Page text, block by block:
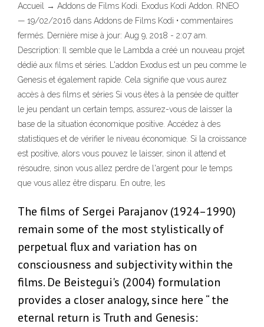
Accueil → Addons de Films Kodi. Exodus Kodi Addon. RNEO
— 19/02/2016 dans Addons de Films Kodi • commentaires
fermés. Dernière mise à jour: Aug 9, 2018 - 2:07 am.
Description: Il semble que le Lambda a créé un nouveau projet
dédié aux films et séries. L'addon Exodus est un peu comme le
Genesis et également rapide. Cela signifie que vous aurez
accès à des films et séries Si vous êtes à la pensée de quitter
le jeu pendant un certain temps, assurez-vous de laisser la
base de la situation économique positive. Accédez à des
statistiques et de vérifier le niveau économique. Si la croissance
est positive, alors vous pouvez le laisser, sinon il attend et
résoudre, sinon vous allez perdre de l'argent pour le temps
que vous allez être disparu. En outre, les
The films of Sergei Parajanov (1924–1990)
remain some of the most stylistically of
perpetual flux and variation has on
consciousness and subjectivity within the
films. De Beistegui's (2004) formulation
provides a closer analogy, since here “ the
eternal return is Truth and Genesis: